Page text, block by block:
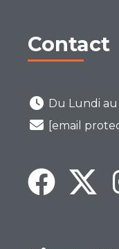
Contact
Du Lundi au
[email